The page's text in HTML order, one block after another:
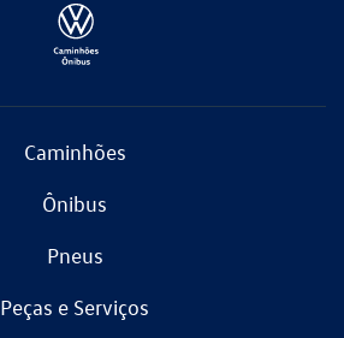
Caminhões
Ônibus
Pneus
Peças e Serviços